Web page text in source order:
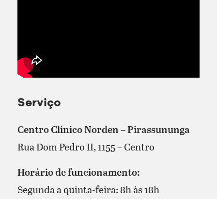
Serviço
Centro Clínico Norden – Pirassununga
Rua Dom Pedro II, 1155 – Centro
Horário de funcionamento:
Segunda a quinta-feira: 8h às 18h